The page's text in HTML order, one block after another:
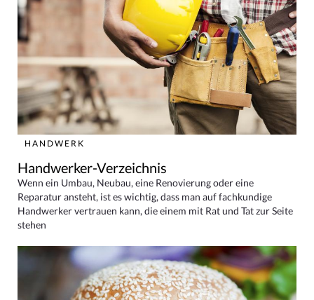
HANDWERK
Handwerker-Verzeichnis
Wenn ein Umbau, Neubau, eine Renovierung oder eine
Reparatur ansteht, ist es wichtig, dass man auf fachkundige
Handwerker vertrauen kann, die einem mit Rat und Tat zur Seite
stehen